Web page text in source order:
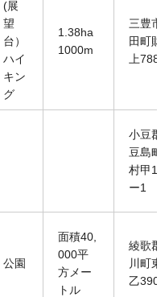
(展
望
台）
ハイ
キン
グ
1.38ha
1000m
三豊市
田町
上7880
小豆郡
豆島町
村甲
ー1
公園
面積40,
000平
方メー
トル
綾歌郡
川町
乙